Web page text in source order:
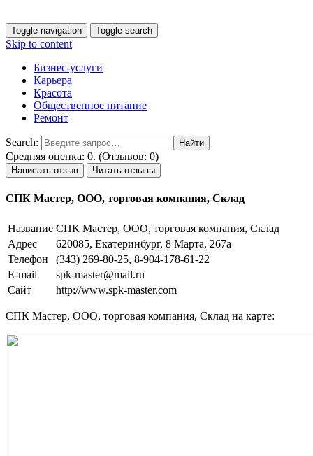
Toggle navigation Toggle search
Skip to content
Бизнес-услуги
Карьера
Красота
Общественное питание
Ремонт
Search:
Средняя оценка: 0. (Отзывов: 0)
Написать отзыв Читать отзывы
СПК Мастер, ООО, торговая компания, Склад
Название СПК Мастер, ООО, торговая компания, Склад
Адрес
620085, Екатеринбург, 8 Марта, 267а
Телефон
(343) 269-80-25, 8-904-178-61-22
E-mail
spk-master@mail.ru
Сайт
http://www.spk-master.com
СПК Мастер, ООО, торговая компания, Склад на карте: